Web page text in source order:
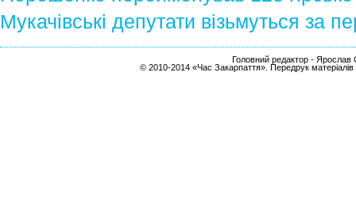
Мукачівські депутати візьмуться за
Головний редактор - Ярослав
© 2010-2014 «Час Закарпаття». Передрук